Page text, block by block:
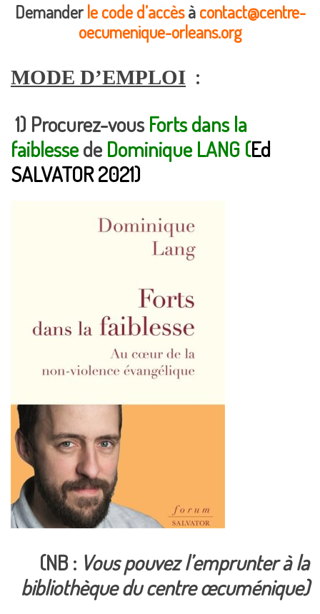
Demanderle code d’accès àcontact@centre-
oecumenique-orleans.org
MODE D’EMPLOI :
1) Procurez-vousForts dans la
faiblessedeDominique LANG (Ed
SALVATOR 2021)
(NB : Vous pouvez l’emprunter à la
bibliothèque du centre œcuménique)